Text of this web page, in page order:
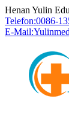
Henan Yulin
Telefon:0086-
E-Mail: